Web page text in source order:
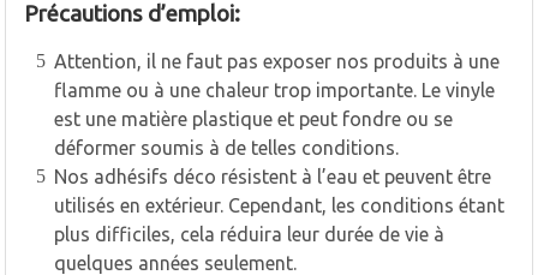
Précautions d’emploi:
Attention, il ne faut pas exposer nos produits à une
flamme ou à une chaleur trop importante. Le vinyle
est une matière plastique et peut fondre ou se
déformer soumis à de telles conditions.
Nos adhésifs déco résistent à l’eau et peuvent être
utilisés en extérieur. Cependant, les conditions étant
plus difficiles, cela réduira leur durée de vie à
quelques années seulement.